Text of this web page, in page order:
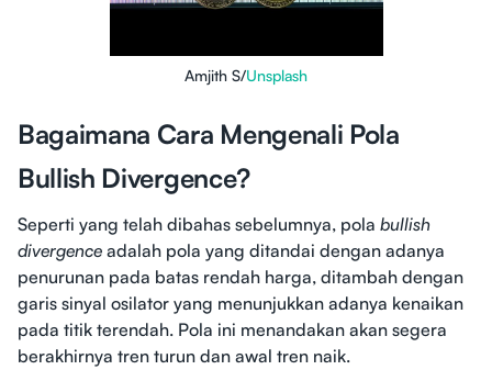
Amjith S/Unsplash
Bagaimana Cara Mengenali Pola
Bullish Divergence?
Seperti yang telah dibahas sebelumnya, pola bullish
divergence adalah pola yang ditandai dengan adanya
penurunan pada batas rendah harga, ditambah dengan
garis sinyal osilator yang menunjukkan adanya kenaikan
pada titik terendah. Pola ini menandakan akan segera
berakhirnya tren turun dan awal tren naik.